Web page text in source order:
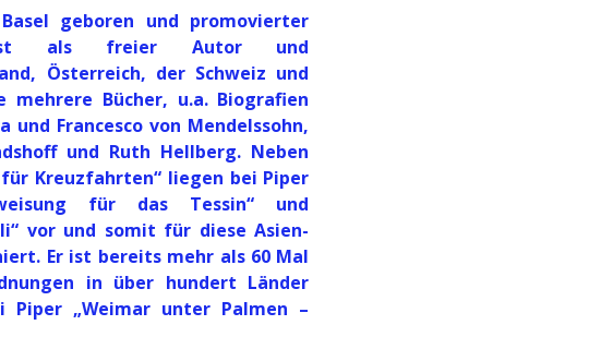
geboren und promovierter
ist als freier Autor und
Österreich, der Schweiz und
Bücher, u.a. Biografien
und Francesco von Mendelssohn,
und Ruth Hellberg. Neben
Kreuzfahrten“ liegen bei Piper
für das Tessin“ und
vor und somit für diese Asien-
Er ist bereits mehr als 60 Mal
in über hundert Länder
„Weimar unter Palmen –